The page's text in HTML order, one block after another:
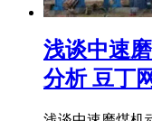
浅谈中速
分析 豆丁